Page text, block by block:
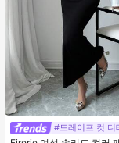
#드레이프 컷 디